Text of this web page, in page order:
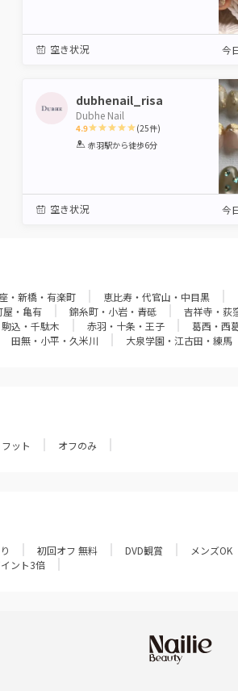
空き状況 今
dubhenail_risa
Dubhe Nail
4.9
1 2 3 4 5
(25件)
赤羽駅から徒歩6分
空き状況 今
・新橋・有楽町 恵比寿・代官山・中目黒
屋・亀有 錦糸町・小岩・青砥 吉祥寺・荻
込・千駄木 赤羽・十条・王子 葛西・西
田無・小平・久米川 大泉学園・江古田・練馬
フット オフのみ
初回オフ 無料 DVD観賞 メンズOK
ント3倍